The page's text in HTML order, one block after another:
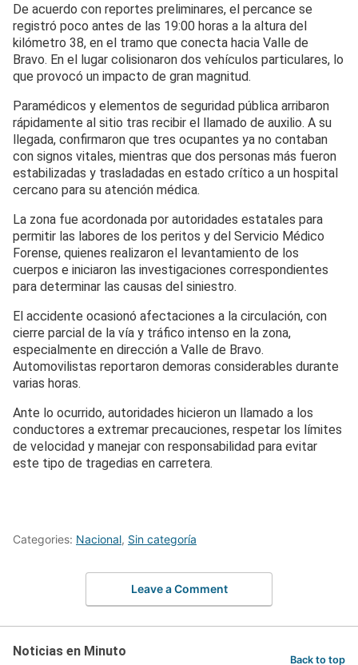
De acuerdo con reportes preliminares, el percance se
registró poco antes de las 19:00 horas a la altura del
kilómetro 38, en el tramo que conecta hacia Valle de
Bravo. En el lugar colisionaron dos vehículos particulares, lo
que provocó un impacto de gran magnitud.
Paramédicos y elementos de seguridad pública arribaron
rápidamente al sitio tras recibir el llamado de auxilio. A su
llegada, confirmaron que tres ocupantes ya no contaban
con signos vitales, mientras que dos personas más fueron
estabilizadas y trasladadas en estado crítico a un hospital
cercano para su atención médica.
La zona fue acordonada por autoridades estatales para
permitir las labores de los peritos y del Servicio Médico
Forense, quienes realizaron el levantamiento de los
cuerpos e iniciaron las investigaciones correspondientes
para determinar las causas del siniestro.
El accidente ocasionó afectaciones a la circulación, con
cierre parcial de la vía y tráfico intenso en la zona,
especialmente en dirección a Valle de Bravo.
Automovilistas reportaron demoras considerables durante
varias horas.
Ante lo ocurrido, autoridades hicieron un llamado a los
conductores a extremar precauciones, respetar los límites
de velocidad y manejar con responsabilidad para evitar
este tipo de tragedias en carretera.
Categories: Nacional, Sin categoría
Leave a Comment
Noticias en Minuto
Back to top